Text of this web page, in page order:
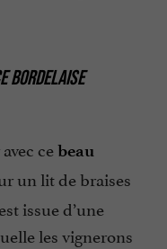
BORDELAISE
cebeau
un lit de braises
issue d’une
les vignerons